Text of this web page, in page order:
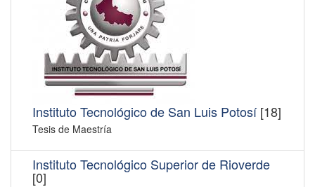
Instituto Tecnológico de San Luis Potosí[18]
Tesis de Maestría
Instituto Tecnológico Superior de Rioverde
[0]